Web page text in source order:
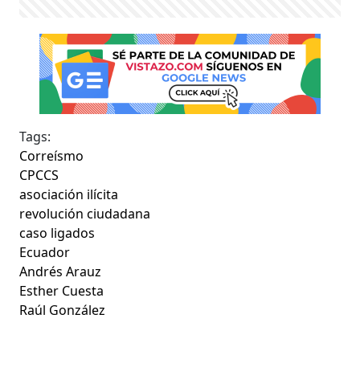
Tags:
Correísmo
CPCCS
asociación ilícita
revolución ciudadana
caso ligados
Ecuador
Andrés Arauz
Esther Cuesta
Raúl González